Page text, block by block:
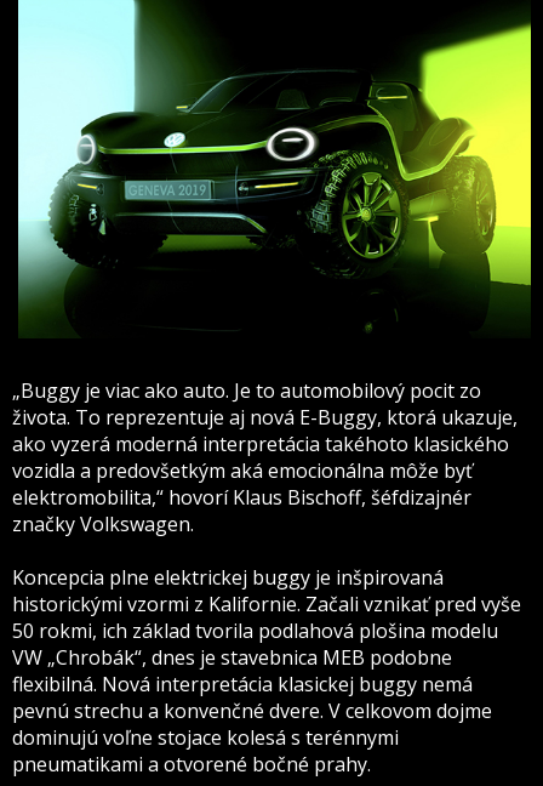
„Buggy je viac ako auto. Je to automobilový pocit zo
života. To reprezentuje aj nová E-Buggy, ktorá ukazuje,
ako vyzerá moderná interpretácia takéhoto klasického
vozidla a predovšetkým aká emocionálna môže byť
elektromobilita,“ hovorí Klaus Bischoff, šéfdizajnér
značky Volkswagen.
Koncepcia plne elektrickej buggy je inšpirovaná
historickými vzormi z Kalifornie. Začali vznikať pred vyše
50 rokmi, ich základ tvorila podlahová plošina modelu
VW „Chrobák“, dnes je stavebnica MEB podobne
flexibilná. Nová interpretácia klasickej buggy nemá
pevnú strechu a konvenčné dvere. V celkovom dojme
dominujú voľne stojace kolesá s terénnymi
pneumatikami a otvorené bočné prahy.